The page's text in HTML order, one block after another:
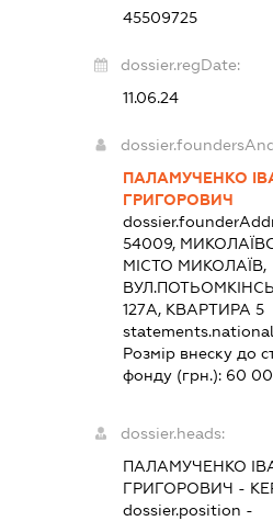
45509725
dossier.regDate:
11.06.24
ПАЛАМУЧЕНКО
ГРИГОРОВИЧ
54009,
МІСТО МИКОЛАЇВ,
127А, КВАРТИРА 5
Розмір внеску до
фонду (грн.): 60
dossier.heads:
ПАЛАМУЧЕНКО
ГРИГОРОВИЧ -
dossier.position -